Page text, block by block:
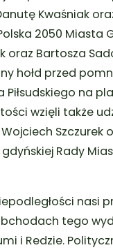
Kwaśniak
2050 Miasta
oraz Bartosza
hołd przed
Piłsudskiego na
wzięli także
Szczurek
Rady
nasi
tego
i Redzie.